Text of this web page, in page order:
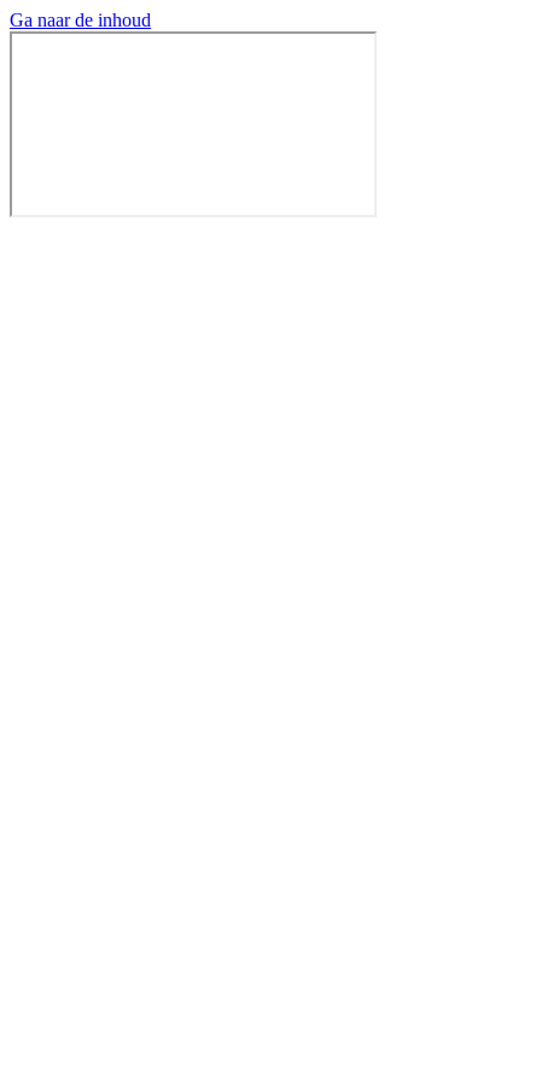
Ga naar de inhoud